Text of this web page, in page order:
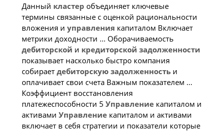
Данный кластер объединяет ключевые
термины связанные с оценкой рациональности
вложения и управления капиталом Включает
метрики доходности ... Оборачиваемость
дебиторской и кредиторской задолженности
показывает насколько быстро компания
собирает дебиторскую задолженностьи
оплачивает свои счета Важным показателем ...
Коэффициент восстановления
платежеспособности 5 Управлениекапиталом и
активами Управлениекапиталом и активами
включает в себя стратегии и показатели которые